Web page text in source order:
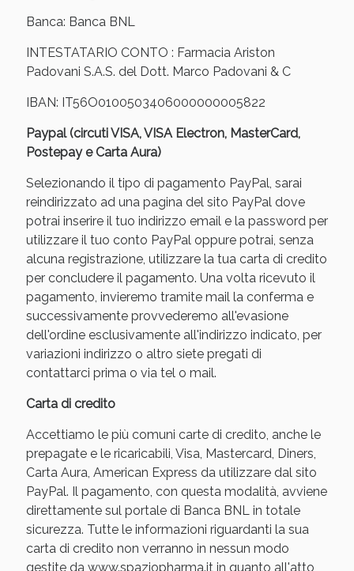
Banca: Banca BNL
INTESTATARIO CONTO : Farmacia Ariston
Padovani S.A.S. del Dott. Marco Padovani & C
IBAN: IT56O0100503406000000005822
Paypal (circuti VISA, VISA Electron, MasterCard,
Postepay e Carta Aura)
Selezionando il tipo di pagamento PayPal, sarai
reindirizzato ad una pagina del sito PayPal dove
potrai inserire il tuo indirizzo email e la password per
utilizzare il tuo conto PayPal oppure potrai, senza
alcuna registrazione, utilizzare la tua carta di credito
per concludere il pagamento. Una volta ricevuto il
pagamento, invieremo tramite mail la conferma e
successivamente provvederemo all'evasione
dell'ordine esclusivamente all'indirizzo indicato, per
variazioni indirizzo o altro siete pregati di
contattarci prima o via tel o mail.
Carta di credito
Accettiamo le più comuni carte di credito, anche le
prepagate e le ricaricabili, Visa, Mastercard, Diners,
Carta Aura, American Express da utilizzare dal sito
PayPal. Il pagamento, con questa modalità, avviene
direttamente sul portale di Banca BNL in totale
sicurezza. Tutte le informazioni riguardanti la sua
carta di credito non verranno in nessun modo
gestite da www.spaziopharma.it in quanto all'atto
Benessere Intestinale: Sconto fino al 55% valido